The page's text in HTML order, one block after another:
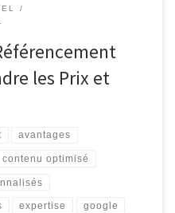
les Prix et
avantages
contenu optimisé
expertise google